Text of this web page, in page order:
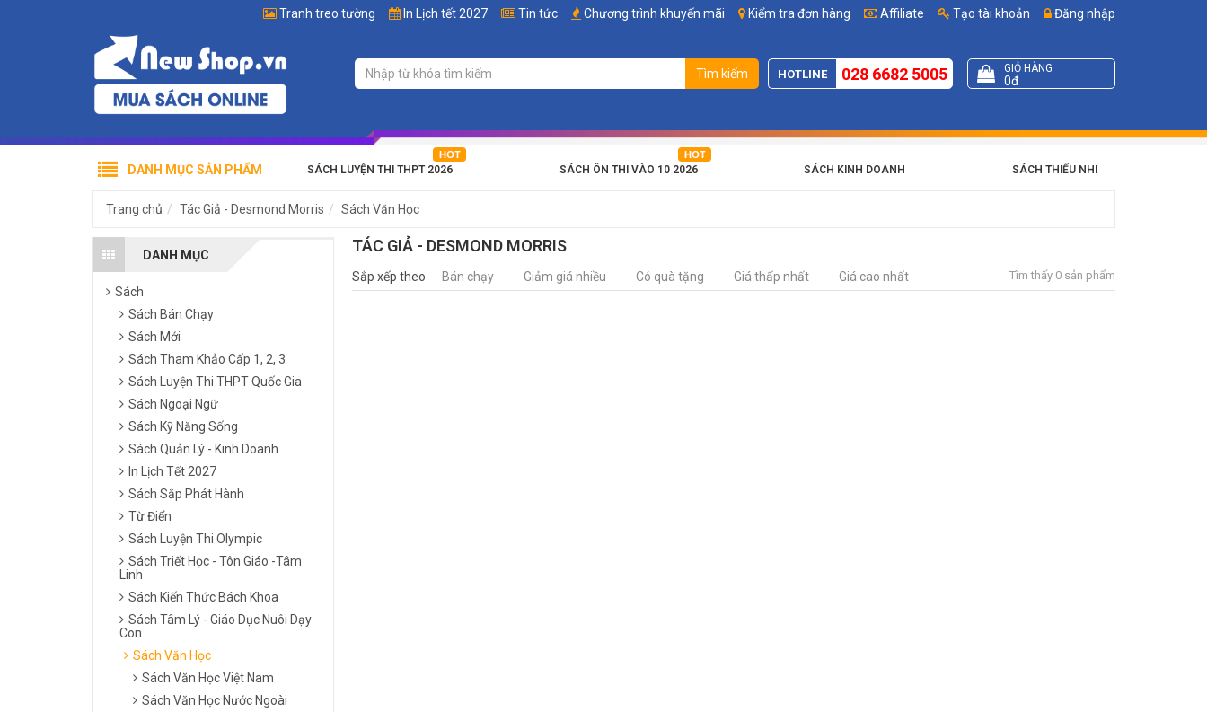
Affiliate Tạo tài khoản Đăng nhập
Tranh treo tường In Lịch tết 2027 Tin tức Chương trình khuyến mãi Kiểm tra đơn hàng
Tìm kiếm HOTLINE 028 6682 5005 GIỎ HÀNG
0đ
SÁCH LUYỆN THI THPT 2026 SÁCH ÔN THI VÀO 10 2026 SÁCH KINH DOANH SÁCH THIẾU NHI
DANH MỤC SẢN PHẨM
Trang chủ Tác Giả - Desmond Morris Sách Văn Học
DANH MỤC
Sách
Sách Bán Chạy
Sách Mới
Sách Tham Khảo Cấp 1, 2, 3
Sách Luyện Thi THPT Quốc Gia
Sách Ngoại Ngữ
Sách Kỹ Năng Sống
Sách Quản Lý - Kinh Doanh
In Lịch Tết 2027
Sách Sắp Phát Hành
Từ Điển
Sách Luyện Thi Olympic
Sách Triết Học - Tôn Giáo -Tâm
Linh
Sách Kiến Thức Bách Khoa
Sách Tâm Lý - Giáo Dục Nuôi Dạy
Con
Sách Văn Học
Sách Văn Học Việt Nam
Sách Văn Học Nước Ngoài
TÁC GIẢ - DESMOND MORRIS
Sắp xếp theo Bán chạy Giảm giá nhiều Có quà tặng Giá thấp nhất Giá cao nhất Tìm thấy 0 sản phẩm